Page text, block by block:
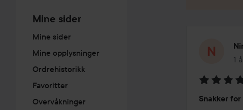
Mine sider
Mine sider
Mine opplysninger
Ordrehistorikk
Favoritter
Overvåkninger
1
5
Snakker